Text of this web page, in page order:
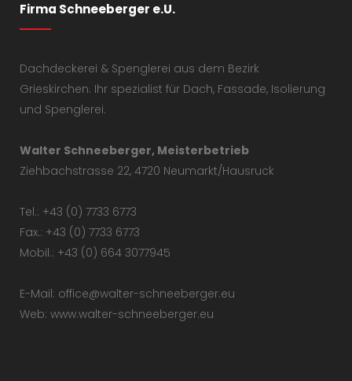
Firma Schneeberger e.U.
Dachdeckerei & Spenglerei aus dem Bezirk
Grieskirchen. Ihr spezialist für Dach, Fassade, Isolierung
und Spenglerei.
Walter Schneeberger, Meisterbetrieb
Ziehbachstrasse 22, 4720 Neumarkt/Hausruck
Tel.: +43 (0) 7733 6773
Fax.: +43 (0) 7733 6773
Mobil.: +43 (0) 664 3077945
E-Mail: office@walter-schneeberger.eu
Web: www.walter-schneeberger.eu